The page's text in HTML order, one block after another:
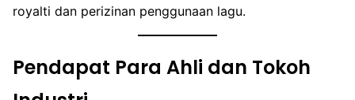
royalti dan perizinan penggunaan lagu.
Pendapat Para Ahli dan Tokoh